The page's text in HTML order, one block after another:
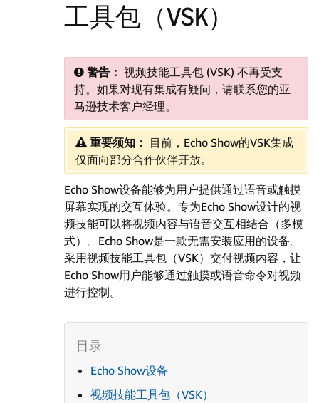
工具包（VSK）
警告： 视频技能工具包 (VSK) 不再受支
持。如果对现有集成有疑问，请联系您的亚
马逊技术客户经理。
重要须知： 目前，Echo Show的VSK集成
仅面向部分合作伙伴开放。
Echo Show设备能够为用户提供通过语音或触摸
屏幕实现的交互体验。专为Echo Show设计的视
频技能可以将视频内容与语音交互相结合（多模
式）。Echo Show是一款无需安装应用的设备。
采用视频技能工具包（VSK）交付视频内容，让
Echo Show用户能够通过触摸或语音命令对视频
进行控制。
Echo Show设备
视频技能工具包（VSK）